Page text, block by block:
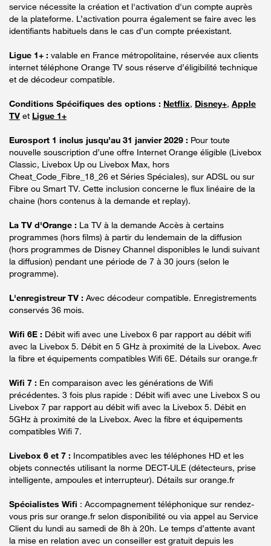
service nécessite la création et l'activation d'un compte auprès
de la plateforme. L’activation pourra également se faire avec les
identifiants habituels dans le cas d’un compte préexistant.
Ligue 1+ : valable en France métropolitaine, réservée aux clients
internet téléphone Orange TV sous réserve d’éligibilité technique
et de décodeur compatible.
Conditions Spécifiques des options : Netflix, Disney+, Apple
TV et Ligue 1+
Eurosport 1 inclus jusqu’au 31 janvier 2029 : Pour toute
nouvelle souscription d’une offre Internet Orange éligible (Livebox
Classic, Livebox Up ou Livebox Max, hors
Cheat_Code_Fibre_18_26 et Séries Spéciales), sur ADSL ou sur
Fibre ou Smart TV. Cette inclusion concerne le flux linéaire de la
chaine (hors contenus à la demande et replay).
La TV d'Orange : La TV à la demande Accès à certains
programmes (hors films) à partir du lendemain de la diffusion
(hors programmes de Disney Channel disponibles le lundi suivant
la diffusion) pendant une période de 7 à 30 jours (selon le
programme).
L'enregistreur TV : Avec décodeur compatible. Enregistrements
conservés 36 mois.
Wifi 6E : Débit wifi avec une Livebox 6 par rapport au débit wifi
avec la Livebox 5. Débit en 5 GHz à proximité de la Livebox. Avec
la fibre et équipements compatibles Wifi 6E. Détails sur orange.fr
Wifi 7 : En comparaison avec les générations de Wifi
précédentes. 3 fois plus rapide : Débit wifi avec une Livebox S ou
Livebox 7 par rapport au débit wifi avec la Livebox 5. Débit en
5GHz à proximité de la Livebox. Avec la fibre et équipements
compatibles Wifi 7.
Livebox 6 et 7 : Incompatibles avec les téléphones HD et les
objets connectés utilisant la norme DECT-ULE (détecteurs, prise
intelligente, ampoules et interrupteur). Détails sur orange.fr
Spécialistes Wifi : Accompagnement téléphonique sur rendez-
vous pris sur orange.fr selon disponibilité ou via appel au Service
Client du lundi au samedi de 8h à 20h. Le temps d’attente avant
la mise en relation avec un conseiller est gratuit depuis les